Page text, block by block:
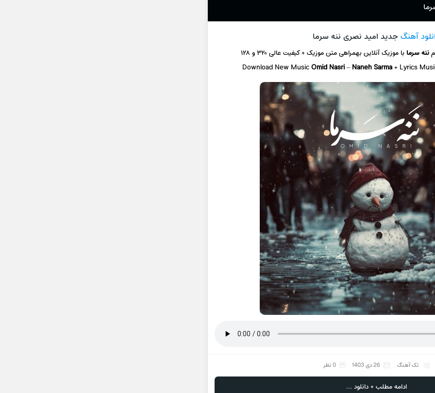
آهنگجدید امید نصری ننه سرما
ننه سرمابا موزیک آنلاینبهمراهی متن موزیک + کیفیت عالی ۳۲۰ و ۱۲۸
Download New MusicOmid Nasri– Naneh Sarma+ Lyrics
تک آهنگ 26 دی 1403 0 نظر
ادامه مطلب + دانلود ...